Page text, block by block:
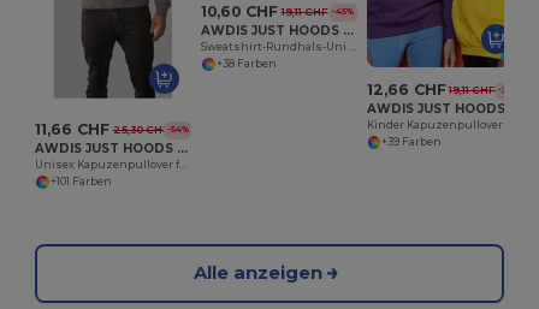
11,66 CHF 25,30 CHF-54%
AWDIS JUST HOODS JH001
Unisex Kapuzenpullover für Stil und Komfort
+101 Farben
10,60 CHF 19,11 CHF -45%
AWDIS JUST HOODS JH030
+38 Farben
12,66 CHF 19,11 CHF -34%
+39 Farben
Alle anzeigen